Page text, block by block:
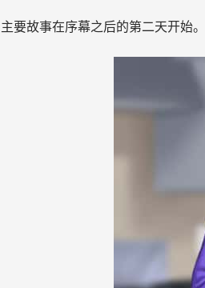
主要故事在序幕之后的第二天开始。